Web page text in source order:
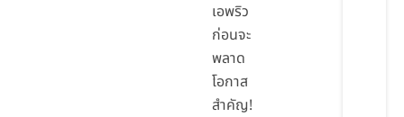
เอพริว
ก่อนจะ
พลาด
โอกาส
สำคัญ!